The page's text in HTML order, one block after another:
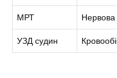
МРТ Нервова
УЗД судин